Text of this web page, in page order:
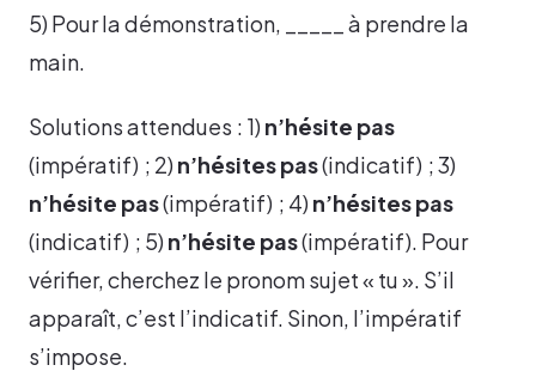
5) Pour la démonstration, _____ à prendre la
main.
Solutions attendues : 1) n’hésite pas
(impératif) ; 2) n’hésites pas(indicatif) ; 3)
n’hésite pas(impératif) ; 4) n’hésites pas
(indicatif) ; 5) n’hésite pas(impératif). Pour
vérifier, cherchez le pronom sujet « tu ». S’il
apparaît, c’est l’indicatif. Sinon, l’impératif
s’impose.